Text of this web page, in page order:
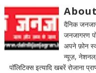
About
दैनिक
जनजागरण
अपने फ़ोन
न्यूज़,
पॉलिटिक्स इत्यादि खबरें रोजाना